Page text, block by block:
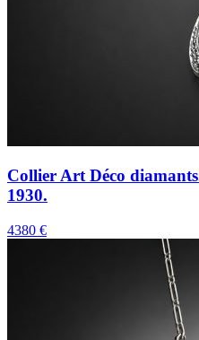
Collier Art Déco
1930.
4380 €